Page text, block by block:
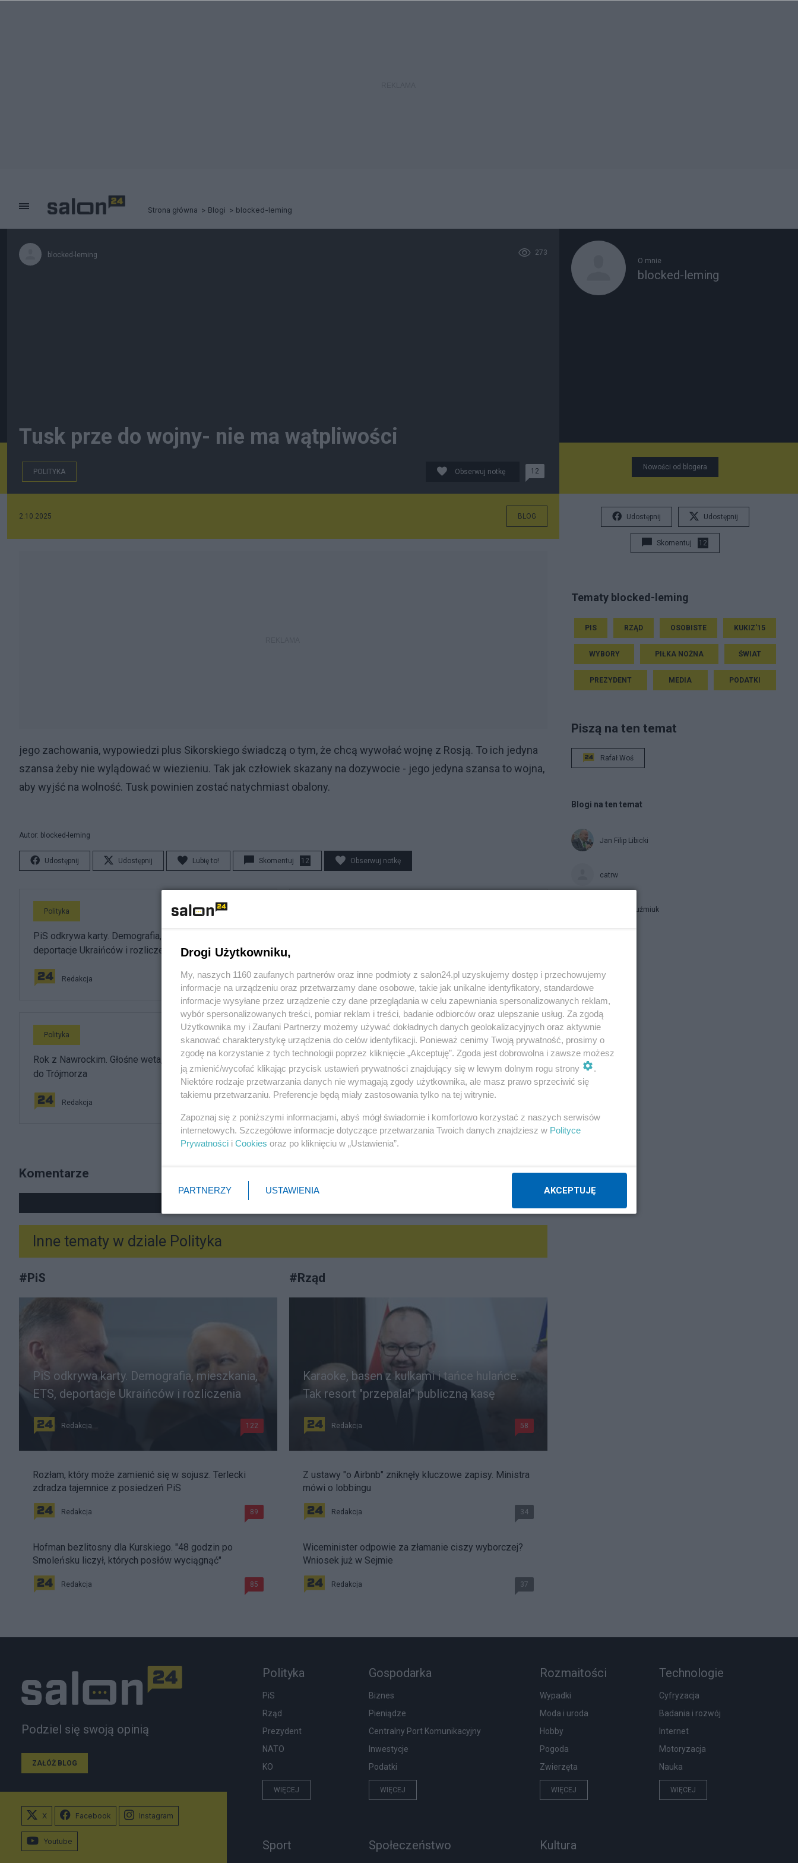
Strona główna Blogi blocked-leming
blocked-leming 273
Tusk prze do wojny- nie ma wątpliwości
POLITYKA Obserwuj notkę 12
2.10.2025 BLOG
jego zachowania, wypowiedzi plus Sikorskiego świadczą o tym, że chcą wywołać wojnę z Rosją. To ich jedyna
szansa żeby nie wylądować w wiezieniu. Tak jak człowiek skazany na dozywocie - jego jedyna szansa to wojna,
aby wyjść na wolność. Tusk powinien zostać natychmiast obalony.
Autor: blocked-leming
Udostępnij Udostępnij Lubię to! Skomentuj 12 Obserwuj notkę
Polityka
PiS odkrywa karty. Demografia, mieszkania, ETS,
deportacje Ukraińców i rozliczenia
Redakcja Redakcja
Polityka
Rok z Nawrockim. Głośne weta, sojusz z USA i powrót
do Trójmorza
Redakcja
Polityka
Fidesz zbojkotuje wybór nowego prezydenta Węgier.
"Był ostatnim legalnym"
Redakcja
Komentarze
Inne tematy w dziale Polityka
#PiS
PiS odkrywa karty. Demografia, mieszkania,
ETS, deportacje Ukraińców i rozliczenia
Redakcja 122
Rozłam, który może zamienić się w sojusz. Terlecki
zdradza tajemnice z posiedzeń PiS
Redakcja 89
Hofman bezlitosny dla Kurskiego. "48 godzin po
Smoleńsku liczył, których posłów wyciągnąć"
Redakcja 85
#Rząd
Karaoke, basen z kulkami i tańce hulańce.
Tak resort "przepalał" publiczną kasę
Redakcja 58
Z ustawy "o Airbnb" zniknęły kluczowe zapisy. Ministra
mówi o lobbingu
Redakcja 34
Wiceminister odpowie za złamanie ciszy wyborczej?
Wniosek już w Sejmie
Redakcja 37
O mnie
blocked-leming
Nowości od blogera
Udostępnij Udostępnij
Skomentuj 12
Tematy blocked-leming
PIS RZĄD OSOBISTE KUKIZ'15
WYBORY PIŁKA NOŻNA ŚWIAT
PREZYDENT MEDIA PODATKI
Piszą na ten temat
Rafał Woś
Blogi na ten temat
Jan Filip Libicki
catrw
Zbigniew Kuźmiuk
Podziel się swoją opinią
ZAŁÓŻ BLOG
Polityka
PiS
Rząd
Prezydent
NATO
KO
WIĘCEJ
Gospodarka
Biznes
Pieniądze
Centralny Port Komunikacyjny
Inwestycje
Podatki
WIĘCEJ
Rozmaitości
Wypadki
Moda i uroda
Hobby
Pogoda
Zwierzęta
WIĘCEJ
Technologie
Cyfryzacja
Badania i rozwój
Internet
Motoryzacja
Nauka
WIĘCEJ
Sport Społeczeństwo Kultura
X Facebook Instagram
Youtube
Drogi Użytkowniku,
My, naszych 1160 zaufanych partnerów oraz inne podmioty z salon24.pl uzyskujemy dostęp i przechowujemy
informacje na urządzeniu oraz przetwarzamy dane osobowe, takie jak unikalne identyfikatory, standardowe
informacje wysyłane przez urządzenie czy dane przeglądania w celu zapewniania spersonalizowanych reklam,
wybór spersonalizowanych treści, pomiar reklam i treści, badanie odbiorców oraz ulepszanie usług. Za zgodą
Użytkownika my i Zaufani Partnerzy możemy używać dokładnych danych geolokalizacyjnych oraz aktywnie
skanować charakterystykę urządzenia do celów identyfikacji. Ponieważ cenimy Twoją prywatność, prosimy o
zgodę na korzystanie z tych technologii poprzez kliknięcie „Akceptuję”. Zgoda jest dobrowolna i zawsze możesz
ją zmienić/wycofać klikając przycisk ustawień prywatności znajdujący się w lewym dolnym rogu strony
.
Niektóre rodzaje przetwarzania danych nie wymagają zgody użytkownika, ale masz prawo sprzeciwić się
takiemu przetwarzaniu. Preferencje będą miały zastosowania tylko na tej witrynie.
Zapoznaj się z poniższymi informacjami, abyś mógł świadomie i komfortowo korzystać z naszych serwisów
internetowych. Szczegółowe informacje dotyczące przetwarzania Twoich danych znajdziesz w Polityce
Prywatności i Cookies oraz po kliknięciu w „Ustawienia”.
PARTNERZY USTAWIENIA AKCEPTUJĘ